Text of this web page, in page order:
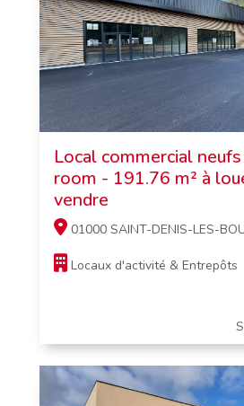
Local commercial
room - 191.76 m² à
vendre
01000 SAINT-DENIS-LES-
Locaux d'activité & Entrepôts